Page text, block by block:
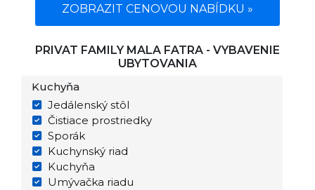
ZOBRAZIT CENOVOU NABÍDKU »
PRIVAT FAMILY MALA FATRA - VYBAVENIE
UBYTOVANIA
Kuchyňa
Jedálenský stôl
Čistiace prostriedky
Sporák
Kuchynský riad
Kuchyňa
Umývačka riadu